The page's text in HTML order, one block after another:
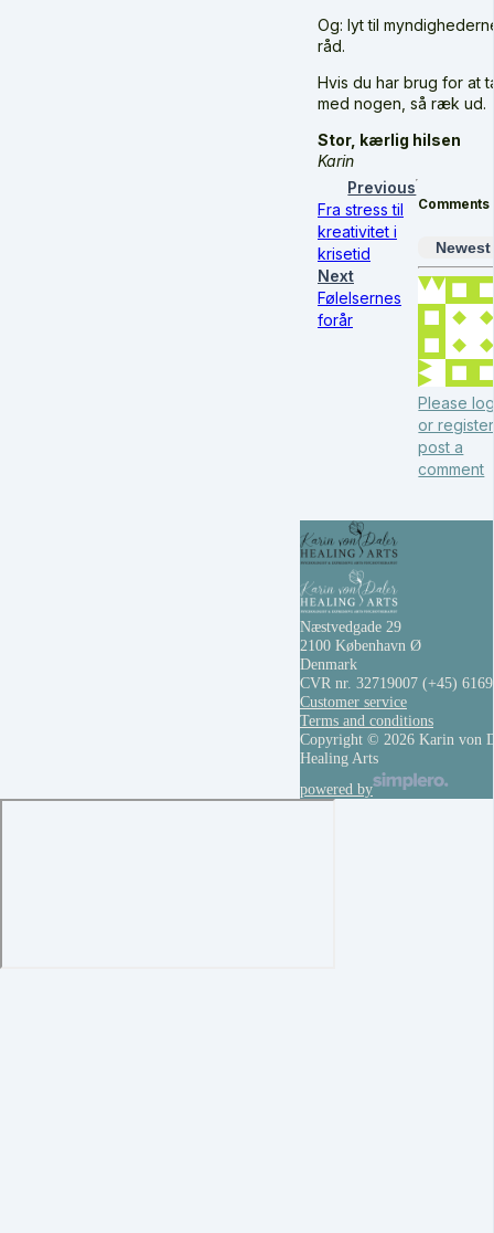
Og: lyt til
råd.
Hvis du har brug for at
med nogen, så ræk ud.
Stor, kærlig hilsen
Karin
Previous
Fra stress til
kreativitet i
krisetid
Next
Følelsernes
forår
Comments
Newest
Please
or
post a
comment
Næstvedgade 29
2100 København Ø
Denmark
CVR nr. 32719007 (+45)
Customer service
Terms and conditions
Copyright © 2026 Karin von
Healing Arts
powered by